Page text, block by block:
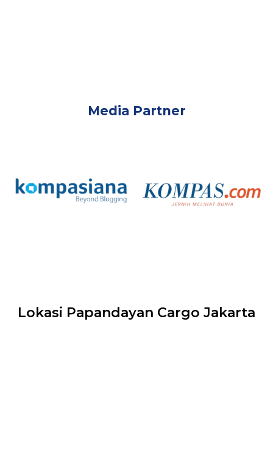
Media Partner
Lokasi Papandayan Cargo Jakarta